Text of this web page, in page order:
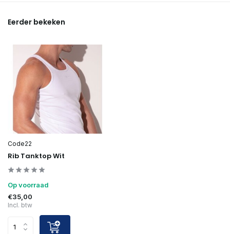
Eerder bekeken
Code22
Rib Tanktop Wit
Op voorraad
€35,00
Incl. btw